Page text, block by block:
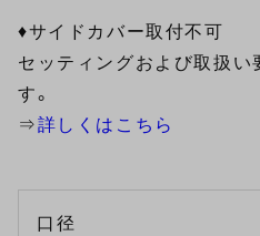
♦サイドカバー取付不可
セッティングおよび取扱い
す。
⇒詳しくはこちら
口径